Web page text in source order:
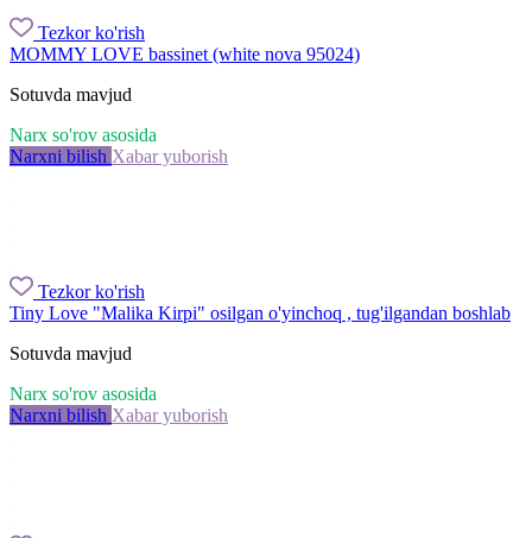
Tezkor ko'rish
MOMMY LOVE bassinet (white nova 95024)
Sotuvda mavjud
Narx so'rov asosida
Narxni bilish Xabar yuborish
Tezkor ko'rish
Tiny Love "Malika Kirpi" osilgan o'yinchoq , tug'ilgandan boshlab
Sotuvda mavjud
Narx so'rov asosida
Narxni bilish Xabar yuborish